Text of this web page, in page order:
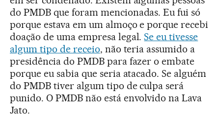
do PMDB que foram mencionadas. Eu fui só
porque estava em um almoço e porque recebi
doação de uma empresa legal.Se eu tivesse
algum tipo de receio, não teria assumido a
presidência do PMDB para fazer o embate
porque eu sabia que seria atacado. Se alguém
do PMDB tiver algum tipo de culpa será
punido. O PMDB não está envolvido na Lava
Jato.